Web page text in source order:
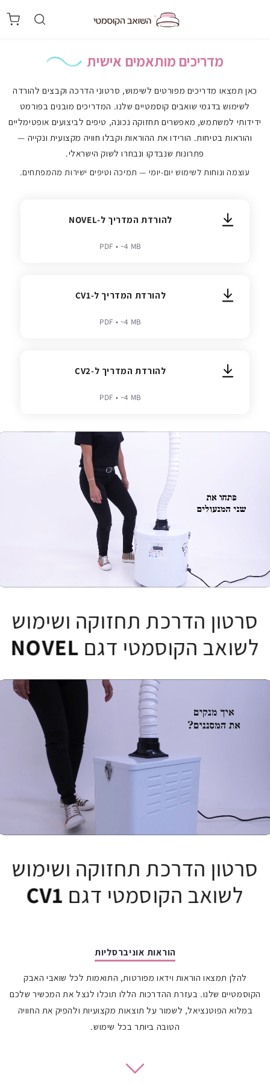
מדריכים מותאמים אישית
כאן תמצאו מדריכים מפורטים לשימוש, סרטוני הדרכה וקבצים להורדה
לשימוש בדגמי שואבים קוסמטיים שלנו. המדריכים מובנים בפורמט
ידידותי למשתמש, מאפשרים תחזוקה נכונה, טיפים לביצועים אופטימליים
והוראות בטיחות. הורידו את ההוראות וקבלו חוויה מקצועית ונקייה —
פתרונות שנבדקו ונבחרו לשוק הישראלי.
עוצמה ונוחות לשימוש יום-יומי — תמיכה וטיפים ישירות מהמפתחים.
להורדת המדריך ל-NOVEL
PDF • ~4 MB
להורדת המדריך ל-CV1
PDF • ~4 MB
להורדת המדריך ל-CV2
PDF • ~4 MB
0:21 /1:47סרטון הדרכת תחזוקה ושימוש
לשואב הקוסמטי דגם NOVEL
0:22 /2:03סרטון הדרכת תחזוקה ושימוש
לשואב הקוסמטי דגם CV1
הוראות אוניברסליות
להלן תמצאו הוראות וידאו מפורטות, התואמות לכל שואבי האבק
הקוסמטיים שלנו. בעזרת ההדרכות הללו תוכלו לנצל את המכשיר שלכם
במלוא הפוטנציאל, לשמור על תוצאות מקצועיות ולהפיק את החוויה
הטובה ביותר בכל שימוש.